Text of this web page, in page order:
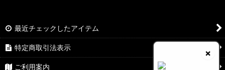
×
最近チェックしたアイテム
特定商取引法表示
ご利用案内